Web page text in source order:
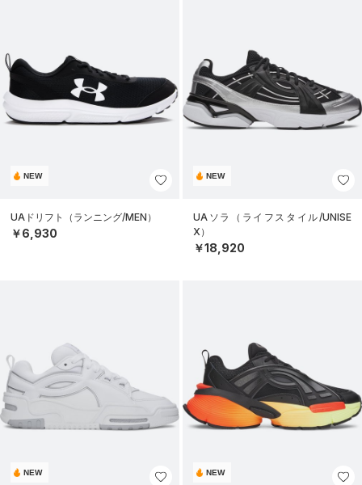
NEW
UAドリフト（ランニング/MEN）
￥6,930
NEW
UAソラ（ライフスタイル/UNISE
X）
￥18,920
NEW NEW